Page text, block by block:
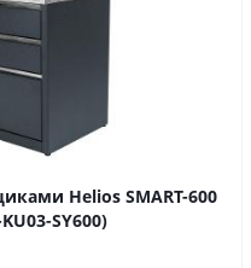
Helios SMART-600
SY600)